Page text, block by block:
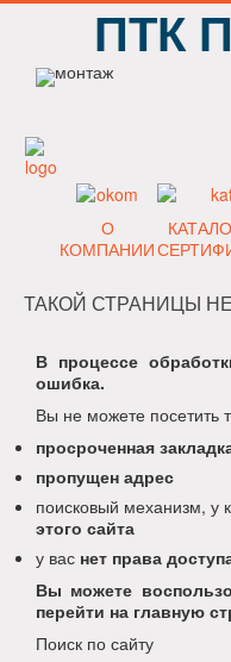
ПТК
О
КОМПАНИИ
ТАКОЙ СТРАНИЦЫ
В процессе
ошибка.
Вы не можете посетить
просроченная
пропущен адрес
поисковый механизм, у
этого сайта
у вас нет права
Вы можете
перейти на главную
Поиск по сайту